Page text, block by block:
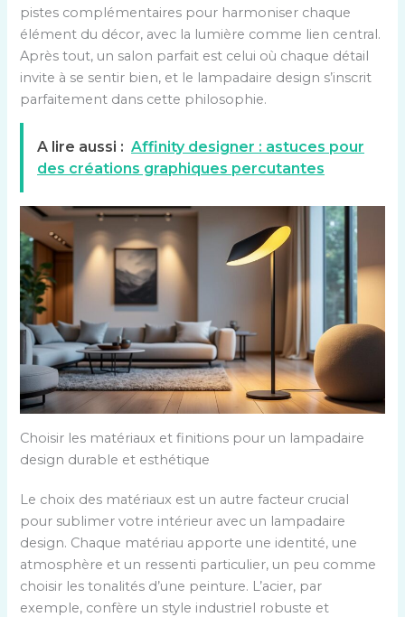
pistes complémentaires pour harmoniser chaque
élément du décor, avec la lumière comme lien central.
Après tout, un salon parfait est celui où chaque détail
invite à se sentir bien, et le lampadaire design s’inscrit
parfaitement dans cette philosophie.
A lire aussi : Affinity designer : astuces pour
des créations graphiques percutantes
Choisir les matériaux et finitions pour un lampadaire
design durable et esthétique
Le choix des matériaux est un autre facteur crucial
pour sublimer votre intérieur avec un lampadaire
design. Chaque matériau apporte une identité, une
atmosphère et un ressenti particulier, un peu comme
choisir les tonalités d’une peinture. L’acier, par
exemple, confère un style industriel robuste et